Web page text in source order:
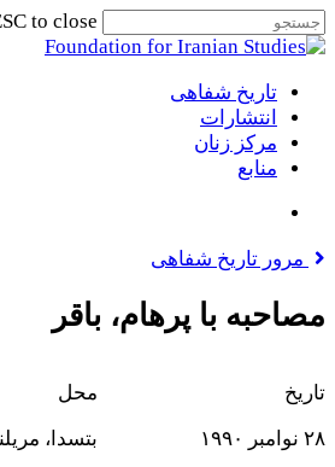
Skip
to
content
to close
Close
جستجو
Menu تاریخ شفاهی
انتشارات
مرکز زنان
منابع
مرور تاریخ شفاهی
مصاحبه با پرهام، باقر
تاریخ
۲۸ نوامبر ۱۹۹۰
محل
بتسدا،